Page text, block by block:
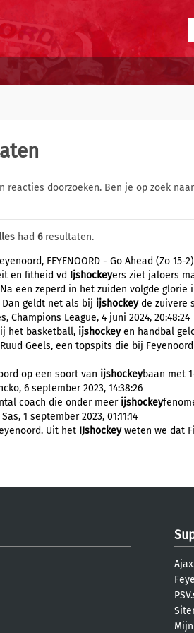
reacties doorzoeken. Ben je op zoek
had 6resultaten.
FEYENOORD - Go Ahead (Zo 15-
en fitheid vd Ijshockeyers ziet jaloers
Na een zeperd in het zuiden volgde glorie
geldt net als bij ijshockeyde zuivere
Champions League, 4 juni 2024, 20:48:24
het basketball, ijshockeyen handbal
Geels, een topspits die bij
op een soort van ijshockeybaan met
6 september 2023, 14:38:26
coach die onder meer ijshockey
1 september 2023, 01:11:14
Uit het IJshockeyweten we dat